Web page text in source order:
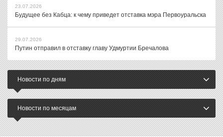
23.07.2026
Будущее без Кабца: к чему приведет отставка мэра Первоуральска
29.07.2026
Путин отправил в отставку главу Удмуртии Бречалова
Новости по дням
Новости по месяцам